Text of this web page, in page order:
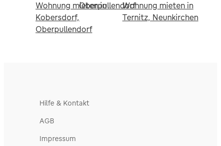
Wohnung mieten in
Kobersdorf,
Oberpullendorf
OberpullendorfWohnung mieten in
Ternitz, Neunkirchen
Hilfe & Kontakt
AGB
Impressum